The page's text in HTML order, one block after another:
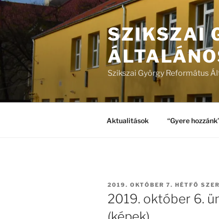
Tartalomhoz
SZIKSZAI
Szikszai György Református
Aktualitások “Gyere
BEKÜLDVE:
2019. OKTÓBER 7. HÉTFŐ
2019. október 6.